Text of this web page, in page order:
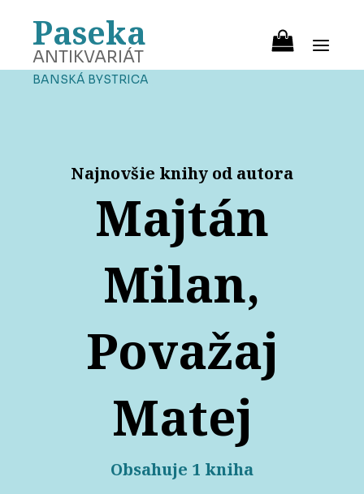
Paseka
ANTIKVARIÁT
BANSKÁ BYSTRICA
Najnovšie knihy od autora
Majtán
Milan,
Považaj
Matej
Obsahuje 1 kniha